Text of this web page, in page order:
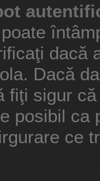
dacă
Dacă
fiţi sigur
posibil ca
ce